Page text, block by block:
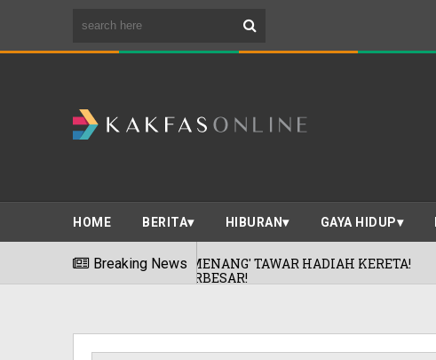
HOME BERITA HIBURAN GAYA HIDUP
Breaking News
& MENANG' TAWAR HADIAH KERETA! 07/08/2026